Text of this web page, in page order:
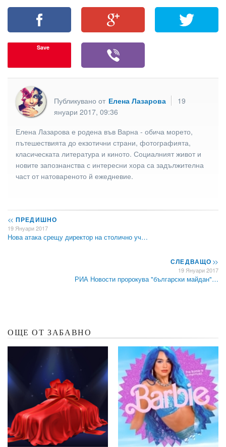
Save
Публикувано от Елена Лазарова
19
януари 2017, 09:36
Елена Лазарова е родена във Варна - обича морето,
пътешествията до екзотични страни, фотографията,
класическата литература и киното. Социалният живот и
новите запознанства с интересни хора са задължителна
част от натовареното й ежедневие.
<< ПРЕДИШНО
19 Януари 2017
Нова атака срещу директор на столично уч…
СЛЕДВАЩО>>
19 Януари 2017
РИА Новости пророкува "български майдан"…
ОЩЕ ОТ ЗАБАВНО